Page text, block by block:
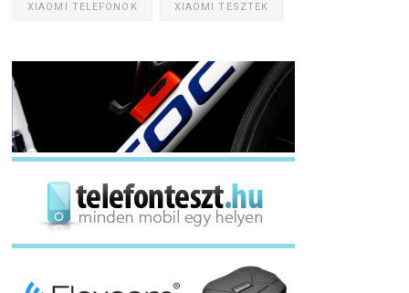
XIAOMI TELEFONOK XIAOMI TESZTEK